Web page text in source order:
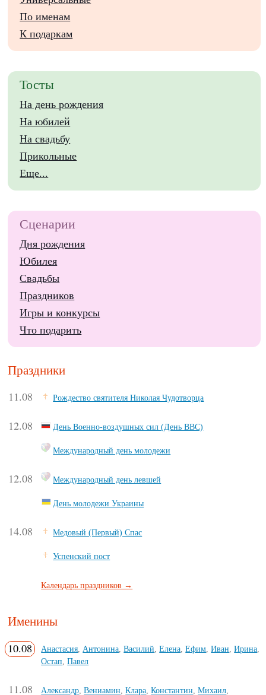
По именам
К подаркам
Тосты
На день рождения
На юбилей
На свадьбу
Прикольные
Еще...
Сценарии
Дня рождения
Юбилея
Свадьбы
Праздников
Игры и конкурсы
Что подарить
Праздники
11.08 Рождество святителя Николая Чудотворца
12.08 День Военно-воздушных сил (День ВВС)
Международный день молодежи
12.08 Международный день левшей
День молодежи Украины
14.08 Медовый (Первый) Спас
Успенский пост
Календарь праздников →
Именины
10.08 Анастасия Антонина ,Василий ,Елена ,Ефим ,Иван ,Ирина
Остап ,Павел
11.08 Александр ,Вениамин ,Клара ,Константин ,Михаил